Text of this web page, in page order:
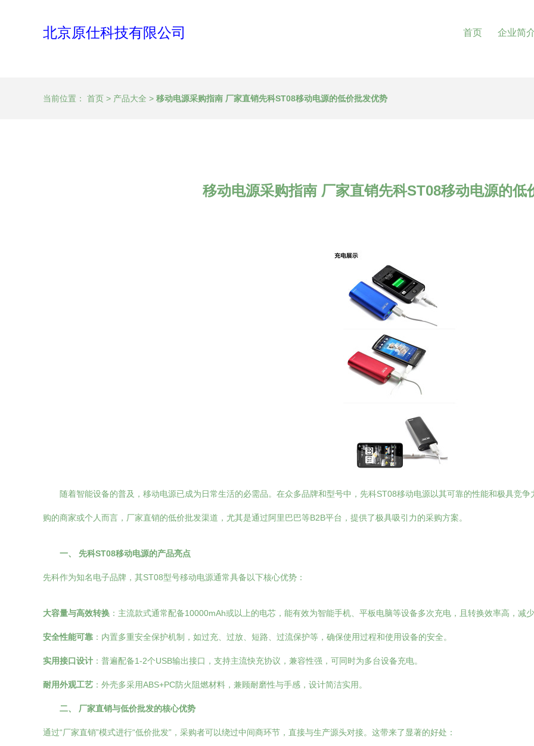
北京原仕科技有限公司 首页 企业简
当前位置： 首页 > 产品大全 > 移动电源采购指南 厂家直销先科ST08移动电源的低价批发优势
移动电源采购指南 厂家直销先科ST08移动电源的低
随着智能设备的普及，移动电源已成为日常生活的必需品。在众多品牌和型号中，先科ST08移动电源以其可靠的性能和极具竞
购的商家或个人而言，厂家直销的低价批发渠道，尤其是通过阿里巴巴等B2B平台，提供了极具吸引力的采购方案。
一、 先科ST08移动电源的产品亮点
先科作为知名电子品牌，其ST08型号移动电源通常具备以下核心优势：
大容量与高效转换 ：主流款式通常配备10000mAh或以上的电芯，能有效为智能手机、平板电脑等设备多次充电，且转换效率高，减少
安全性能可靠 ：内置多重安全保护机制，如过充、过放、短路、过流保护等，确保使用过程和使用设备的安全。
实用接口设计 ：普遍配备1-2个USB输出接口，支持主流快充协议，兼容性强，可同时为多台设备充电。
耐用外观工艺 ：外壳多采用ABS+PC防火阻燃材料，兼顾耐磨性与手感，设计简洁实用。
二、 厂家直销与低价批发的核心优势
通过“厂家直销”模式进行“低价批发”，采购者可以绕过中间商环节，直接与生产源头对接。这带来了显著的好处：